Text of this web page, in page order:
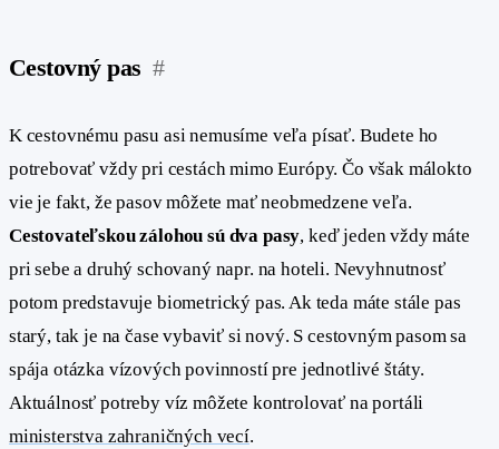
Cestovný pas #
K cestovnému pasu asi nemusíme veľa písať. Budete ho
potrebovať vždy pri cestách mimo Európy. Čo však málokto
vie je fakt, že pasov môžete mať neobmedzene veľa.
Cestovateľskou zálohou sú dva pasy, keď jeden vždy máte
pri sebe a druhý schovaný napr. na hoteli. Nevyhnutnosť
potom predstavuje biometrický pas. Ak teda máte stále pas
starý, tak je na čase vybaviť si nový. S cestovným pasom sa
spája otázka vízových povinností pre jednotlivé štáty.
Aktuálnosť potreby víz môžete kontrolovať na portáli
ministerstva zahraničných vecí.